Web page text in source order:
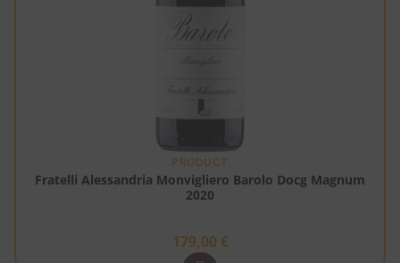
PRODUCT
Fratelli Alessandria Monvigliero Barolo Docg Magnum
2020
179,00 €